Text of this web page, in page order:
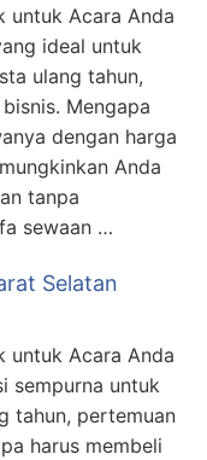
untuk Acara Anda
ideal untuk
ulang tahun,
Mengapa
dengan harga
Anda
tanpa
sewaan …
Selatan
untuk Acara Anda
sempurna untuk
tahun, pertemuan
harus membeli